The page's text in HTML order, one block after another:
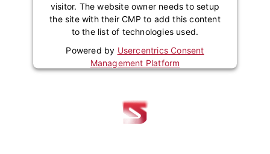
visitor. The website owner needs to setup
the site with their CMP to add this content
to the list of technologies used.
Powered by Usercentrics Consent
Management Platform